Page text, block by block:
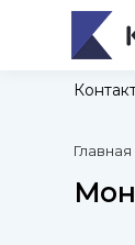
Главная